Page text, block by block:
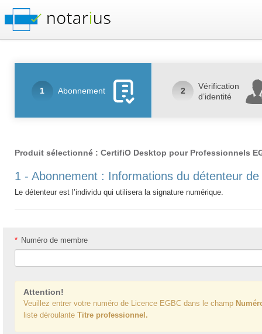
1 Abonnement 2
Vérification
d’identité
Produit sélectionné : CertifiO Desktop pour Professionnels
1 - Abonnement : Informations du détenteur
Le détenteur est l’individu qui utilisera la signature numérique.
* Numéro de membre
Attention!
Veuillez entrer votre numéro de Licence EGBC dans le champ
liste déroulante Titre professionnel.